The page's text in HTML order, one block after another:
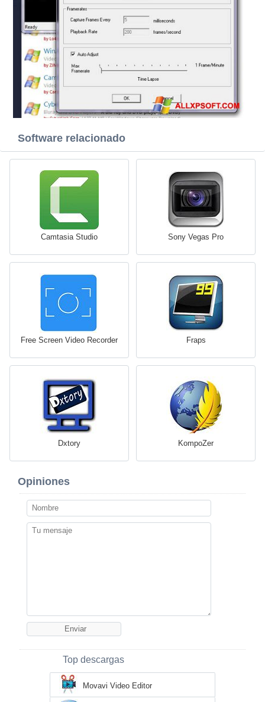
Software relacionado
Camtasia Studio Sony Vegas Pro
Free Screen Video Recorder Fraps
Dxtory KompoZer
Opiniones
Top descargas
Movavi Video Editor